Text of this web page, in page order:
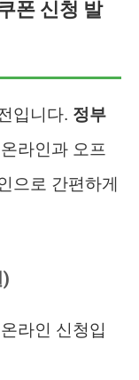
폰 신청 발
입니다. 정부
라인과 오프
으로 간편하게
라인 신청입